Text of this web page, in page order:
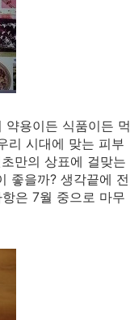
용이든 식품이든 먹
리 시대에 맞는 피부
만의 상표에 걸맞는
좋을까? 생각끝에 전
은 7월 중으로 마무